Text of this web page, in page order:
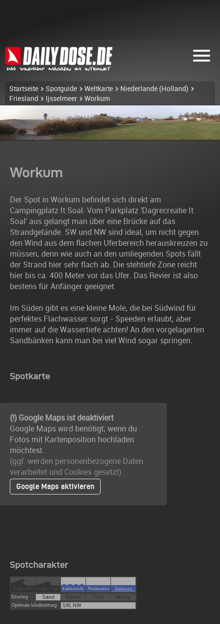
Startseite Spotguide Weltkarte
Niederlande (Holland)
Friesland
Ijsselmeer Workum
Workum
Der Spot in Workum befindet sich direkt am
Campingplatz It Soal. Vom Parkplatz 'Dagrecreatie It
Soal' aus gelangt man über eine Brücke auf das
Strandgelände. SW und NW sind ideal, um nicht gegen
den Wind aus dem flachen Uferbereich herauskreuzen zu
müssen, denn wie auch an den umliegenden Spots fällt
der Strand hier sehr flach ab. Die stehtiefe Zone reicht
hier bis ca. 400 Meter vor das Ufer. Das Revier ist also
bestens für Anfänger geeignet.
Im Süden gibt es eine kleine Mole, die bei Südwind für
perfektes Flachwasser sorgt - Speeden erlaubt, aber
immer auf die Wassertiefe achten! An den vorgelagerten
Sandbänken kann man bei viel Wind sogar springen.
Spotkarte
(!) Google Maps ist deaktiviert
Google Maps wird benötigt, wenn du
Fotos mit Kartenposition hochladen
möchtest.
(ggf. werden personen­bezogene Daten
verarbeitet und Cookies gesetzt).
Google Maps aktivieren
Spotcharakter
Sand Kiesel Fels
Wiese
SW, NW